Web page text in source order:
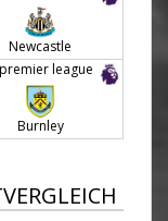
Newcastle
premier league
Burnley